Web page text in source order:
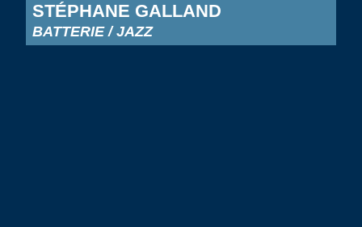
STÉPHANE GALLAND
BATTERIE / JAZZ